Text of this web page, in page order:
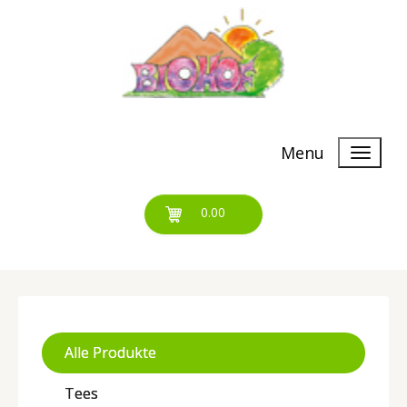
Menu
0.00
Alle Produkte
Tees